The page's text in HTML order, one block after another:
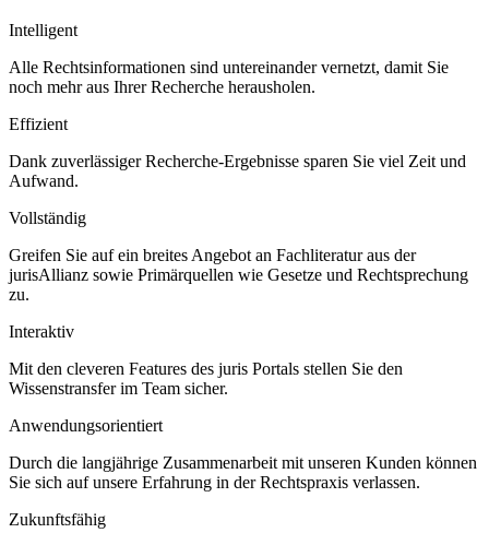
Intelligent
Alle Rechtsinformationen sind untereinander vernetzt, damit Sie
noch mehr aus Ihrer Recherche herausholen.
Effizient
Dank zuverlässiger Recherche-Ergebnisse sparen Sie viel Zeit und
Aufwand.
Vollständig
Greifen Sie auf ein breites Angebot an Fachliteratur aus der
jurisAllianz sowie Primärquellen wie Gesetze und Rechtsprechung
zu.
Interaktiv
Mit den cleveren Features des juris Portals stellen Sie den
Wissenstransfer im Team sicher.
Anwendungsorientiert
Durch die langjährige Zusammenarbeit mit unseren Kunden können
Sie sich auf unsere Erfahrung in der Rechtspraxis verlassen.
Zukunftsfähig